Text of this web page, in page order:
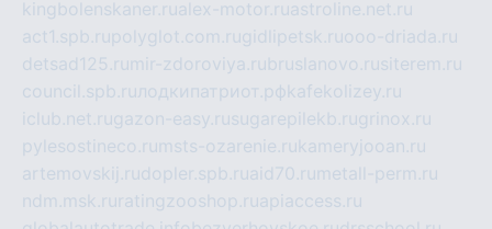
kingbolenskaner.rualex-motor.ruastroline.net.ru
act1.spb.rupolyglot.com.rugidlipetsk.ruooo-driada.ru
detsad125.ru mir-zdoroviya.rubruslanovo.rusiterem.ru
council.spb.ruлодкипатриот.рфkafekolizey.ru
iclub.net.rugazon-easy.rusugarepilekb.rugrinox.ru
pylesostineco.ru msts-ozarenie.rukameryjooan.ru
artemovskij.rudopler.spb.ruaid70.ru metall-perm.ru
ndm.msk.ru ratingzooshop.ruapiaccess.ru